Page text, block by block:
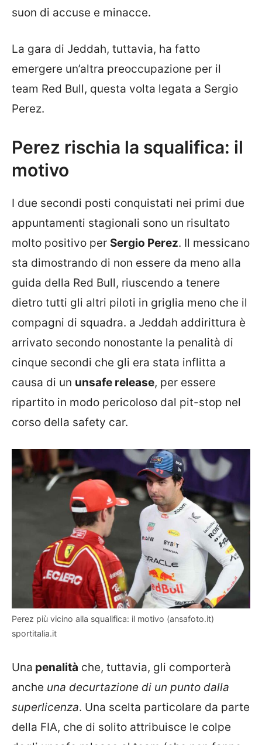
suon di accuse e minacce.
La gara di Jeddah, tuttavia, ha fatto
emergere un’altra preoccupazione per il
team Red Bull, questa volta legata a Sergio
Perez.
Perez rischia la squalifica: il
motivo
I due secondi posti conquistati nei primi due
appuntamenti stagionali sono un risultato
molto positivo per Sergio Perez. Il messicano
sta dimostrando di non essere da meno alla
guida della Red Bull, riuscendo a tenere
dietro tutti gli altri piloti in griglia meno che il
compagni di squadra. a Jeddah addirittura è
arrivato secondo nonostante la penalità di
cinque secondi che gli era stata inflitta a
causa di un unsafe release, per essere
ripartito in modo pericoloso dal pit-stop nel
corso della safety car.
Perez più vicino alla squalifica: il motivo (ansafoto.it)
sportitalia.it
Una penalità che, tuttavia, gli comporterà
anche una decurtazione di un punto dalla
superlicenza. Una scelta particolare da parte
della FIA, che di solito attribuisce le colpe